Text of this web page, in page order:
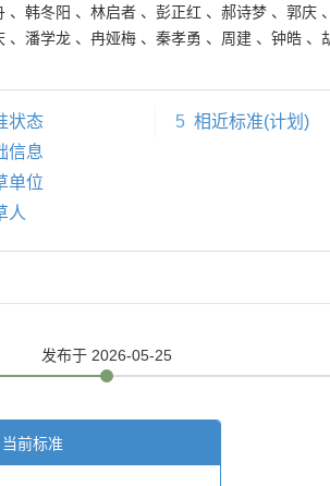
、 韩冬阳 、 林启者 、 彭正红 、 郝诗梦 、 郭庆 、
、 潘学龙 、 冉娅梅 、 秦孝勇 、 周建 、 钟皓 、
状态
信息
单位
人
5 相近标准(计划)
发布于 2026-05-25
当前标准